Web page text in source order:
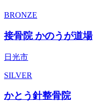
BRONZE
接骨院 かのうが道場
日光市
SILVER
かとう針整骨院